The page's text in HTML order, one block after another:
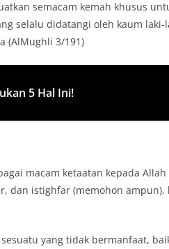
semacam kemah khusus
selalu didatangi oleh kaum laki-
(AlMughli 3/191)
5 Hal Ini!
macam ketaatan kepada Allah
dan istighfar (memohon ampun),
yang tidak bermanfaat,